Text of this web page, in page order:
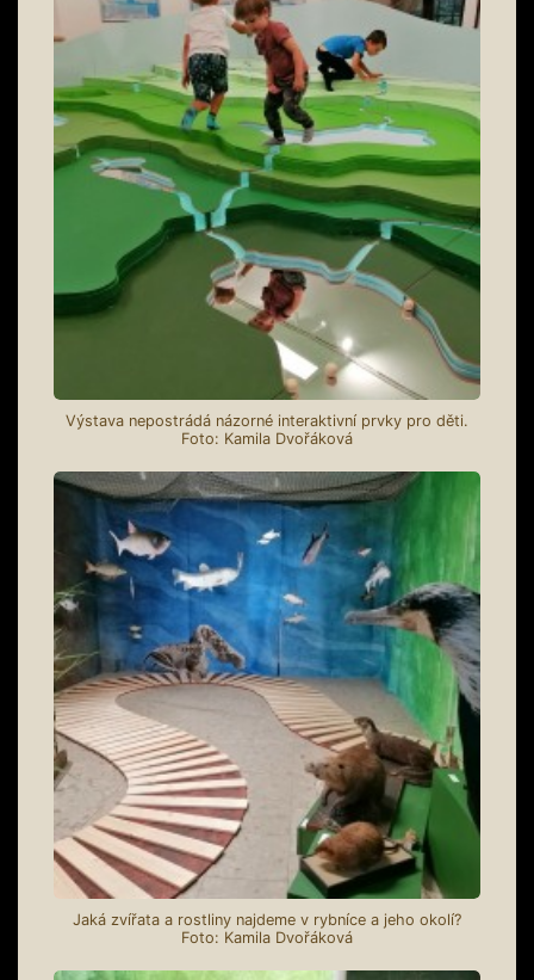
Výstava nepostrádá názorné interaktivní prvky pro děti.
Foto: Kamila Dvořáková
Jaká zvířata a rostliny najdeme v rybníce a jeho okolí?
Foto: Kamila Dvořáková